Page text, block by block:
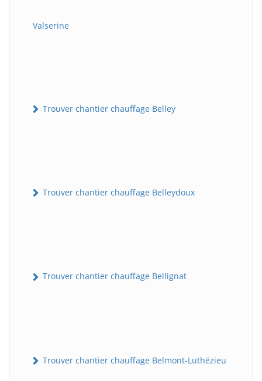
Valserine
Trouver chantier chauffage Belley
Trouver chantier chauffage Belleydoux
Trouver chantier chauffage Bellignat
Trouver chantier chauffage Belmont-Luthézieu